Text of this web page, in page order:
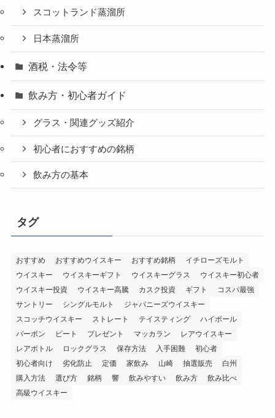
スコットランド蒸溜所
日本蒸溜所
酒税・法令等
飲み方・初心者ガイド
グラス・関連グッズ紹介
初心者におすすめの銘柄
飲み方の基本
タグ
おすすめ おすすめウイスキー おすすめ銘柄
イチローズモルト
ウイスキー
ウイスキーギフト ウイスキーグラス
ウイスキー初心者
ウイスキー投資
ウイスキー高騰 カスク投資 ギフト
コスパ最強
サントリー
シングルモルト
ジャパニーズウイスキー
スコッチウイスキー
ストレート テイスティング
ハイボール
バーボン
ピート プレゼント マッカラン
レアウイスキー
レアボトル
ロックグラス 保存方法 入手困難
初心者
初心者向け
劣化防止 定価 家飲み 山崎 抽選販売
白州
購入方法
選び方 銘柄 響 飲みやすい 飲み方
飲み比べ
高級ウイスキー